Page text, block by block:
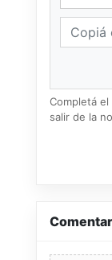
Completá
salir de la